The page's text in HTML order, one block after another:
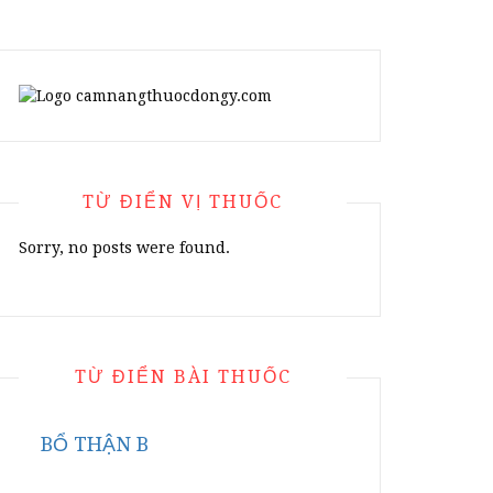
TỪ ĐIỂN VỊ THUỐC
Sorry, no posts were found.
TỪ ĐIỂN BÀI THUỐC
BỔ THẬN B